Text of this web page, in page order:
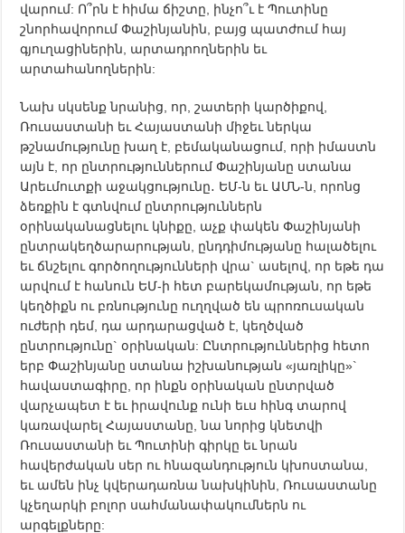
վարում: Ո՞րն է հիմա ճիշտը, ինչո՞ւ է Պուտինը
շնորհավորում Փաշինյանին, բայց պատժում հայ
գյուղացիներին, արտադրողներին եւ
արտահանողներին:
Նախ սկսենք նրանից, որ, շատերի կարծիքով,
Ռուսաստանի եւ Հայաստանի միջեւ ներկա
թշնամությունը խաղ է, բեմականացում, որի իմաստն
այն է, որ ընտրություններում Փաշինյանը ստանա
Արեւմուտքի աջակցությունը․ ԵՄ-ն եւ ԱՄՆ-ն, որոնց
ձեռքին է գտնվում ընտրություններն
օրինականացնելու կնիքը, աչք փակեն Փաշինյանի
ընտրակեղծարարության, ընդդիմությանը հալածելու
եւ ճնշելու գործողությունների վրա` ասելով, որ եթե դա
արվում է հանուն ԵՄ-ի հետ բարեկամության, որ եթե
կեղծիքն ու բռնությունը ուղղված են պրոռուսական
ուժերի դեմ, դա արդարացված է, կեղծված
ընտրությունը` օրինական: Ընտրություններից հետո
երբ Փաշինյանը ստանա իշխանության «յառլիկը»`
հավաստագիրը, որ ինքն օրինական ընտրված
վարչապետ է եւ իրավունք ունի եւս հինգ տարով
կառավարել Հայաստանը, նա նորից կնետվի
Ռուսաստանի եւ Պուտինի գիրկը եւ նրան
հավերժական սեր ու հնազանդություն կխոստանա,
եւ ամեն ինչ կվերադառնա նախկինին, Ռուսաստանը
կչեղարկի բոլոր սահմանափակումներն ու
արգելքները: